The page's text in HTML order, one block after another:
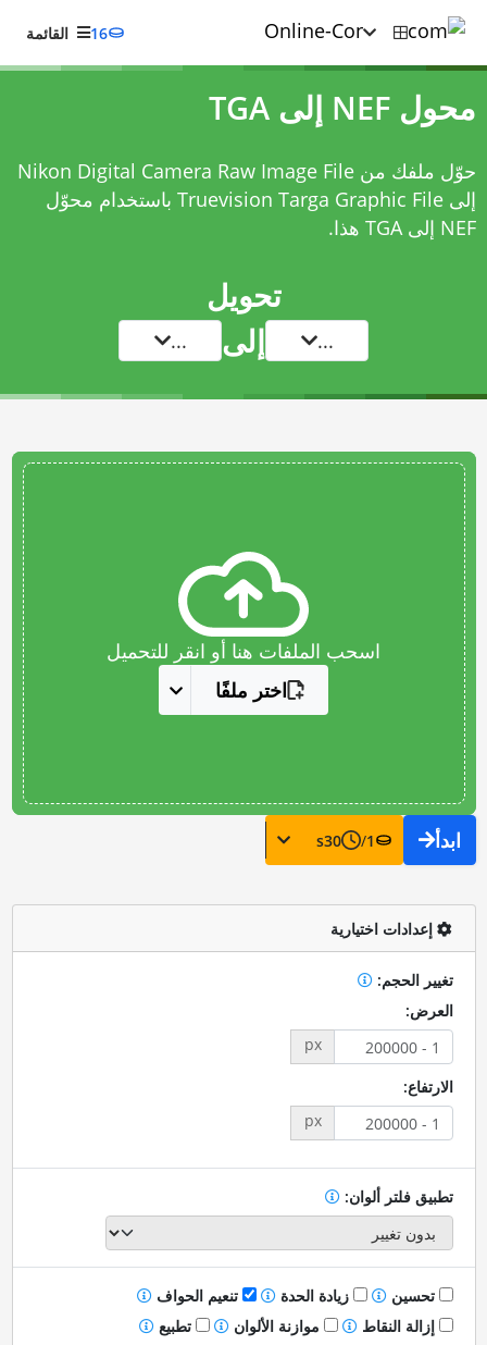
16 القائمة
محول NEF إلى TGA
حوّل ملفك من Nikon Digital Camera Raw Image File
إلى Truevision Targa Graphic File باستخدام
محوّل
NEF إلى TGA
هذا.
تحويل
... إلى ...
اسحب الملفات هنا أو انقر للتحميل
اختر ملفًا
ابدأ 1
/
30
s
إعدادات اختيارية
تغيير الحجم:
العرض:
px
الارتفاع:
px
تطبيق فلتر ألوان:
تحسين زيادة الحدة
تنعيم الحواف
إزالة النقاط
موازنة الألوان
تطبيع